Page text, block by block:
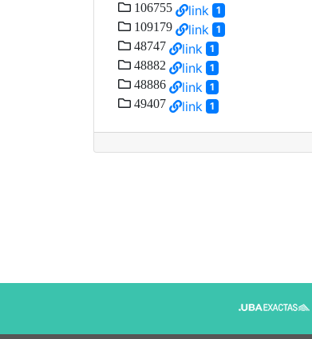
106755 link 1
109179 link 1
48747 link 1
48882 link 1
48886 link 1
49407 link 1